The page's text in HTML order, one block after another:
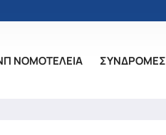
ΝΟΜΟΤΕΛΕΙΑ ΣΥΝΔΡΟΜΕΣ